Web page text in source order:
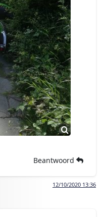
Beantwoord
12/10/2020 13:36